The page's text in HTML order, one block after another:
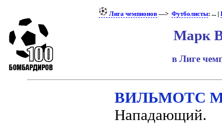
Лига чемпионов —>Футболисты: ... |
Марк
в Лиге
ВИЛЬМОТС
Нападающий.